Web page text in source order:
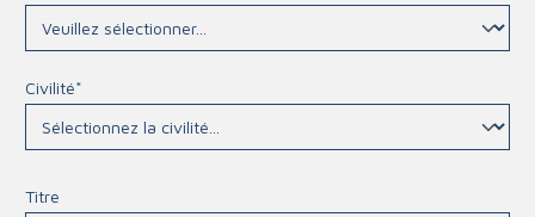
Civilité*
Titre